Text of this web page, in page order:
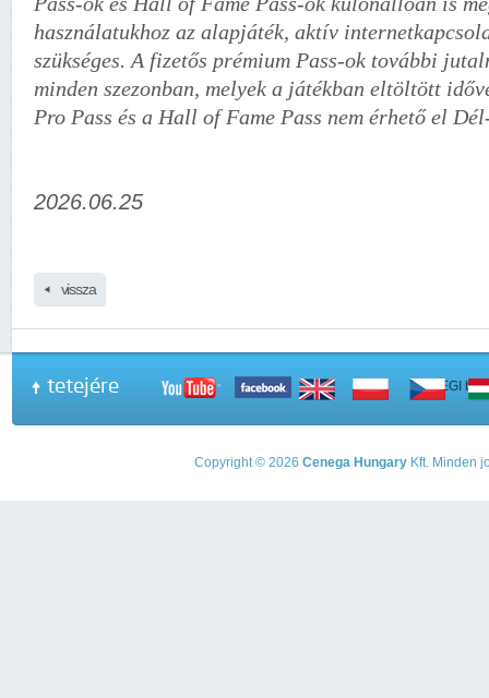
használatukhoz az alapjáték, aktív
szükséges. A fizetős prémium Pass-ok további
minden szezonban, melyek a játékban eltöltött
Pro Pass és a Hall of Fame Pass nem érhető el
2026.06.25
vissza
tetejére A PEGI
Copyright © 2026 Cenega Hungary Kft. Minden